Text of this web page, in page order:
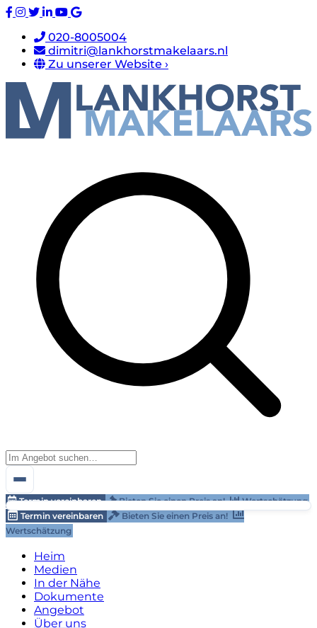
020-8005004
dimitri@lankhorstmakelaars.nl
Zu unserer Website ›
Termin vereinbaren Bieten Sie einen Preis an!
Wertschätzung
Termin vereinbaren
Bieten Sie einen Preis an!
Wertschätzung
Heim
Medien
In der Nähe
Dokumente
Angebot
Über uns